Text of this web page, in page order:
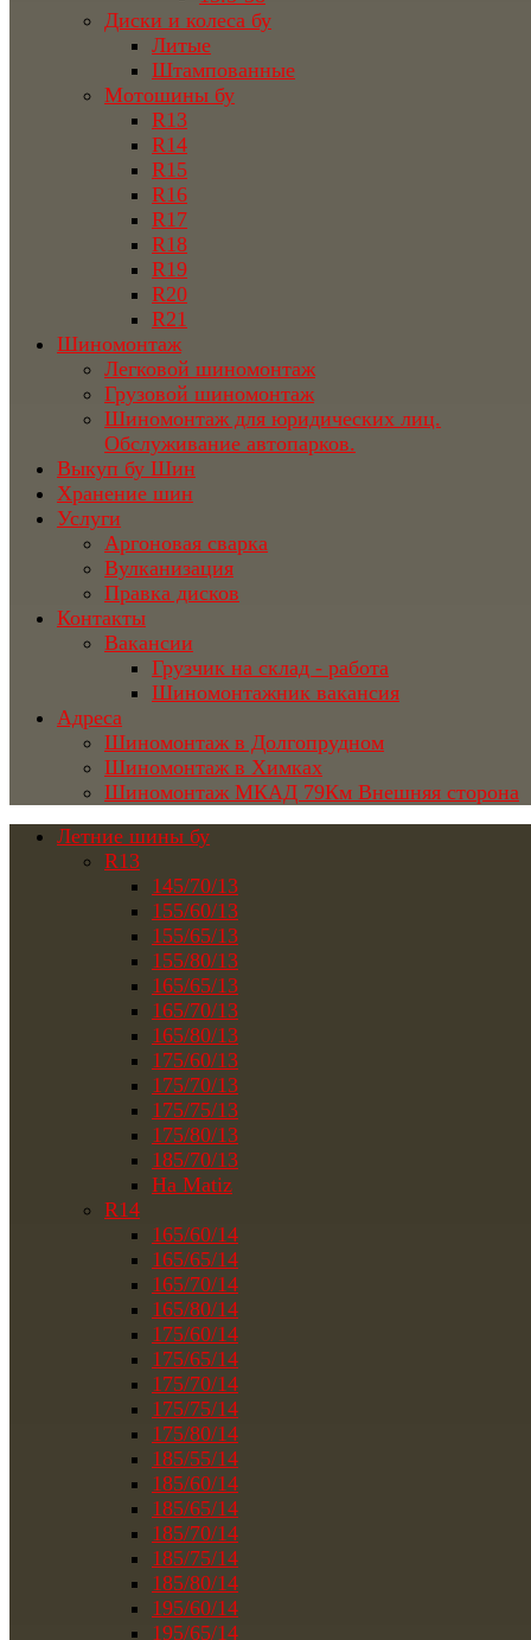
Диски и колеса бу
Литые
Штампованные
Мотошины бу
R13
R14
R15
R16
R17
R18
R19
R20
R21
Шиномонтаж
Легковой шиномонтаж
Грузовой шиномонтаж
Шиномонтаж для юридических лиц.
Обслуживание автопарков.
Выкуп бу Шин
Хранение шин
Услуги
Аргоновая сварка
Вулканизация
Правка дисков
Контакты
Вакансии
Грузчик на склад - работа
Шиномонтажник вакансия
Адреса
Шиномонтаж в Долгопрудном
Шиномонтаж в Химках
Шиномонтаж МКАД 79Км Внешняя сторона
Летние шины бу
R13
145/70/13
155/60/13
155/65/13
155/80/13
165/65/13
165/70/13
165/80/13
175/60/13
175/70/13
175/75/13
175/80/13
185/70/13
На Matiz
R14
165/60/14
165/65/14
165/70/14
165/80/14
175/60/14
175/65/14
175/70/14
175/75/14
175/80/14
185/55/14
185/60/14
185/65/14
185/70/14
185/75/14
185/80/14
195/60/14
195/65/14